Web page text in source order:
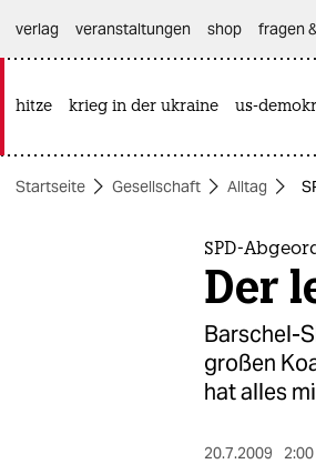
themen
verlag
veranstaltungen shop fragen
hitze krieg in der ukraine us-
Startseite Gesellschaft Alltag
SPD-
Der
Barschel-
großen
hat alles
20.7.2009